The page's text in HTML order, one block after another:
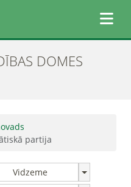
DOMES
partija
Vidzeme